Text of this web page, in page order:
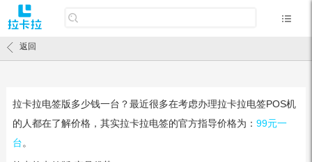
返回
拉卡拉电签版多少钱一台？最近很多在考虑办理拉卡拉电签POS机
的人都在了解价格，其实拉卡拉电签的官方指导价格为： 99元一
台。